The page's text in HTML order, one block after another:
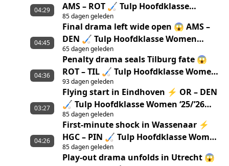
AMS – ROT 🏑 Tulp Hoofdklasse
Women ‘25/’26 highlights
85 dagen geleden
04:29
Final drama left wide open 😱 AMS –
DEN 🏑 Tulp Hoofdklasse Women
‘25/’26 Highlights
65 dagen geleden
04:45
Penalty drama seals Tilburg fate 😱
ROT – TIL 🏑 Tulp Hoofdklasse Women
‘25/’26 Highlights
93 dagen geleden
04:36
Flying start in Eindhoven ⚡ OR – DEN
🏑 Tulp Hoofdklasse Women ‘25/’26
highlights
85 dagen geleden
03:27
First-minute shock in Wassenaar ⚡
HGC – PIN 🏑 Tulp Hoofdklasse Women
‘25/’26 highlights
85 dagen geleden
04:26
Play-out drama unfolds in Utrecht 😱